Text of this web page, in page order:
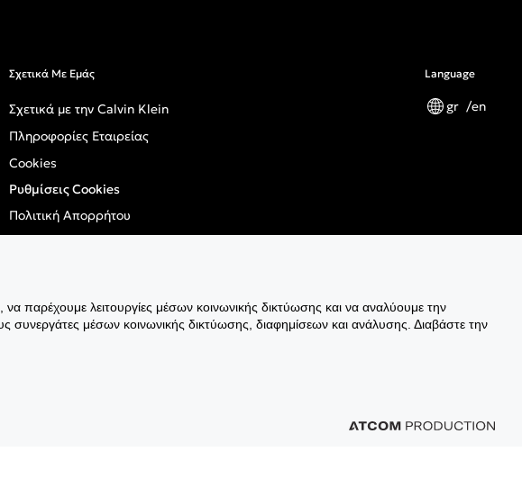
Σχετικά Με Εμάς
Σχετικά με την Calvin Klein
Πληροφορίες Εταιρείας
Cookies
Ρυθμίσεις Cookies
Πολιτική Απορρήτου
GPSR - Ευρωπαϊκός Κανονισμός Γενικής Ασφάλειας Προϊόντων
Language
gr en
παρέχουμε λειτουργίες μέσων κοινωνικής δικτύωσης και να αναλύουμε την
μέσων κοινωνικής δικτύωσης, διαφημίσεων και ανάλυσης. Διαβάστε την